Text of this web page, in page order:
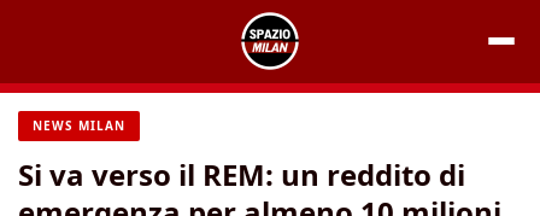
contenuto
NEWS MILAN
Si va verso il REM: un reddito di